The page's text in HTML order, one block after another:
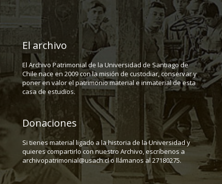
El archivo
El Archivo Patrimonial de la Universidad de Santiago de
Chile nace en 2009 con la misión de custodiar, conservar y
poner en valor el patrimonio material e inmaterial de esta
casa de estudios.
Donaciones
Si tienes material ligado a la historia de la Universidad y
quieres compartirlo con nuestro Archivo, escríbenos a
archivopatrimonial@usach.cl o llámanos al 27180275.